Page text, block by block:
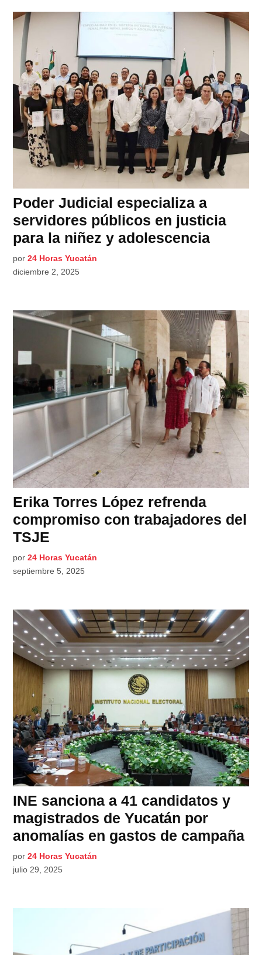
Poder Judicial especializa a
servidores públicos en justicia
para la niñez y adolescencia
por 24 Horas Yucatán
diciembre 2, 2025
Erika Torres López refrenda
compromiso con trabajadores del
TSJE
por 24 Horas Yucatán
septiembre 5, 2025
INE sanciona a 41 candidatos y
magistrados de Yucatán por
anomalías en gastos de campaña
por 24 Horas Yucatán
julio 29, 2025